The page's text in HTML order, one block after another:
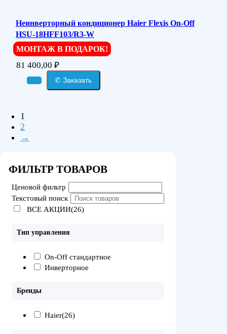
Неинверторный кондиционер Haier Flexis On-Off
HSU-18HFF103/R3-W
МОНТАЖ В ПОДАРОК!
81 400,00 ₽
✆ Заказать
1
2
→
ФИЛЬТР ТОВАРОВ
Ценовой фильтр
Текстовый поиск
ВСЕ АКЦИИ(26)
Тип управления
On-Off стандартное
Инверторное
Бренды
Haier(26)